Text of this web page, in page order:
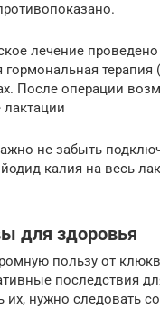
лечение
гормональная терапия
После операции
не забыть
калия на весь
для здоровья
пользу от
последствия
их, нужно следовать